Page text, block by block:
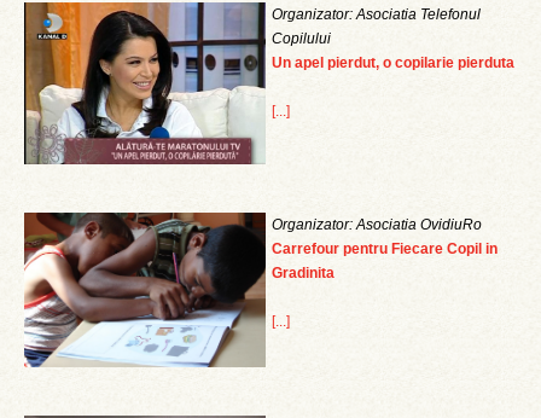
Organizator: Asociatia Telefonul
Copilului
Un apel pierdut, o copilarie pierduta
[...]
Organizator: Asociatia OvidiuRo
Carrefour pentru Fiecare Copil in
Gradinita
[...]